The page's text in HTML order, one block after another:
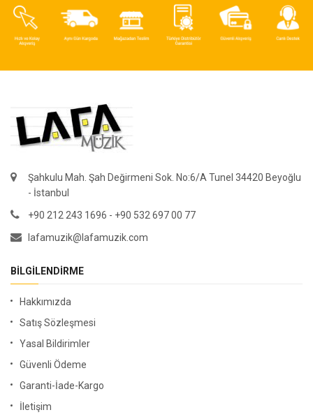
Şahkulu Mah. Şah Değirmeni Sok. No:6/A Tunel 34420 Beyoğlu
- İstanbul
+90 212 243 1696 - +90 532 697 00 77
lafamuzik@lafamuzik.com
BILGILENDIRME
Hakkımızda
Satış Sözleşmesi
Yasal Bildirimler
Güvenli Ödeme
Garanti-İade-Kargo
İletişim